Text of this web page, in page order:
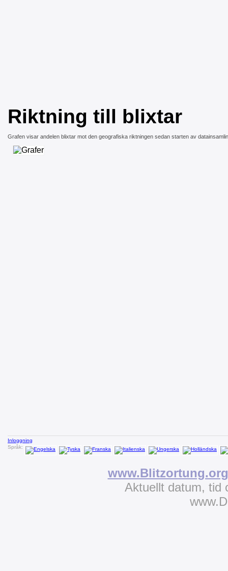
Riktning till blixtar
Grafen visar andelen blixtar mot den geografiska riktningen sedan starten av
Inloggning
Språk:
www.Blitzortung.org
Aktuellt datum, tid